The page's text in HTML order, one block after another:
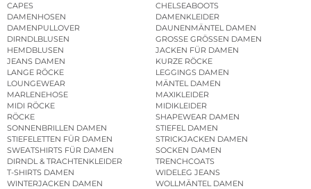
CAPES
CHELSEABOOTS
DAMENHOSEN
DAMENKLEIDER
DAMENPULLOVER
DAUNENMÄNTEL DAMEN
DIRNDLBLUSEN
GROSSE GRÖSSEN DAMEN
HEMDBLUSEN
JACKEN FÜR DAMEN
JEANS DAMEN
KURZE RÖCKE
LANGE RÖCKE
LEGGINGS DAMEN
LOUNGEWEAR
MÄNTEL DAMEN
MARLENEHOSE
MAXIKLEIDER
MIDI RÖCKE
MIDIKLEIDER
RÖCKE
SHAPEWEAR DAMEN
SONNENBRILLEN DAMEN
STIEFEL DAMEN
STIEFELETTEN FÜR DAMEN
STRICKJACKEN DAMEN
SWEATSHIRTS FÜR DAMEN
SOCKEN DAMEN
DIRNDL & TRACHTENKLEIDER
TRENCHCOATS
T-SHIRTS DAMEN
WIDELEG JEANS
WINTERJACKEN DAMEN
WOLLMÄNTEL DAMEN